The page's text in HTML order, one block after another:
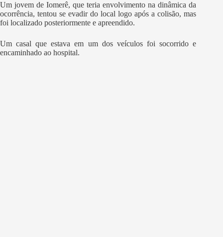
Um jovem de Iomerê, que teria envolvimento na dinâmica da
ocorrência, tentou se evadir do local logo após a colisão, mas
foi localizado posteriormente e apreendido.
Um casal que estava em um dos veículos foi socorrido e
encaminhado ao hospital.